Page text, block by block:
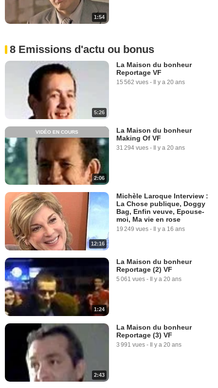
1:54
8 Emissions d'actu ou bonus
5:26
La Maison du bonheur
Reportage VF
15 562 vues - Il y a 20 ans
2:06
VIDÉO EN COURS
La Maison du bonheur
Making Of VF
31 294 vues - Il y a 20 ans
12:16
Michèle Laroque Interview :
La Chose publique, Doggy
Bag, Enfin veuve, Epouse-
moi, Ma vie en rose
19 249 vues - Il y a 16 ans
1:24
La Maison du bonheur
Reportage (2) VF
5 061 vues - Il y a 20 ans
2:43
La Maison du bonheur
Reportage (3) VF
3 991 vues - Il y a 20 ans